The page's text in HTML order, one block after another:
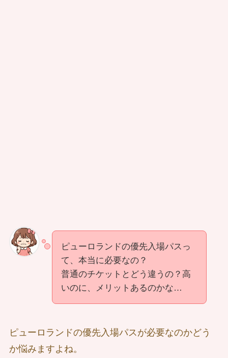
ピューロランドの優先入場パスっ
て、本当に必要なの？
普通のチケットとどう違うの？高
いのに、メリットあるのかな…
ピューロランドの優先入場パスが必要なのかどう
か悩みますよね。